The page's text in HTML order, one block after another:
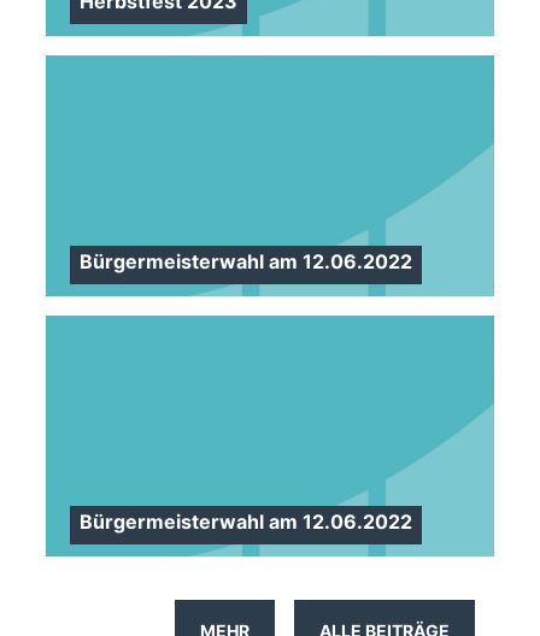
Bürgermeisterwahl am 12.06.2022
Bürgermeisterwahl am 12.06.2022
ALLE BEITRÄGE
MEHR